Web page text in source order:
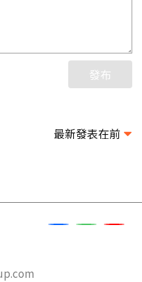
發布
最新發表在前